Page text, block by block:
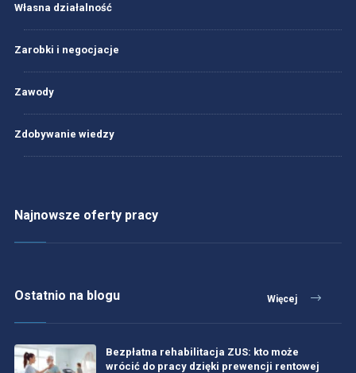
Własna działalność
Zarobki i negocjacje
Zawody
Zdobywanie wiedzy
Najnowsze oferty pracy
Ostatnio na blogu Więcej
Bezpłatna rehabilitacja ZUS: kto może
wrócić do pracy dzięki prewencji rentowej